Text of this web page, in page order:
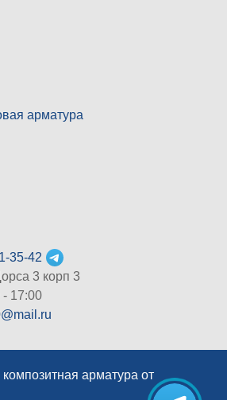
арматура
35-42
3 корп 3
17:00
арматура от